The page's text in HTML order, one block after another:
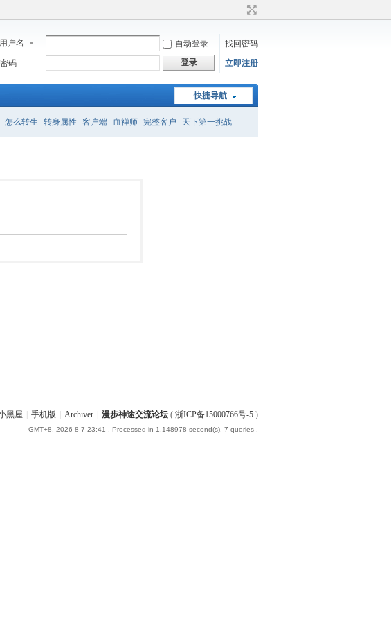
用户名 自动登录
找回密码
密码
登录 立即注册
快捷导航
怎么转生 转身属性 客户端 血禅师 完整客户 天下第一挑战
黑屋 手机版 Archiver 漫步神途交流论坛 ( 浙ICP备15000766号-5 )
GMT+8, 2026-8-7 23:41 , Processed in 1.148978 second(s), 7 queries .